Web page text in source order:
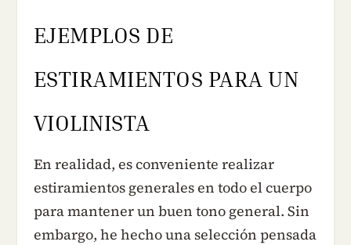
EJEMPLOS DE
ESTIRAMIENTOS PARA UN
VIOLINISTA
En realidad, es conveniente realizar
estiramientos generales en todo el cuerpo
para mantener un buen tono general. Sin
embargo, he hecho una selección pensada